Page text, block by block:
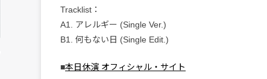
Tracklist：
A1. アレルギー (Single Ver.)
B1. 何もない日 (Single Edit.)
■本日休演 オフィシャル・サイト